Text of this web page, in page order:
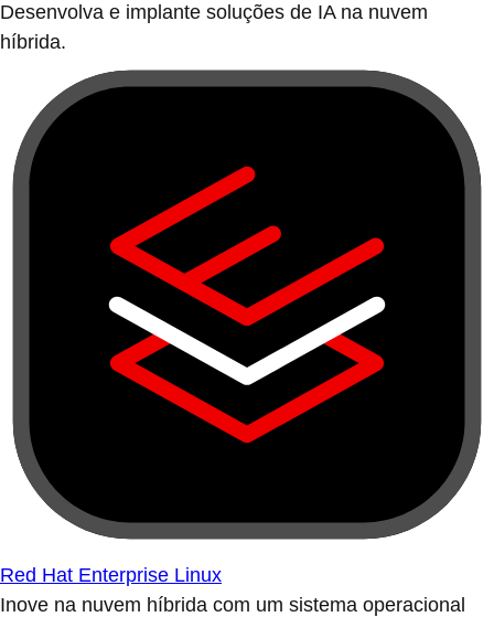
Desenvolva e implante soluções de IA na nuvem
híbrida.
Red Hat Enterprise Linux
Inove na nuvem híbrida com um sistema operacional